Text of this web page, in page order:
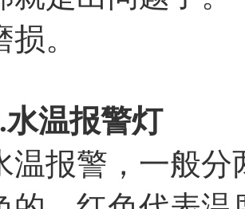
损。
水温报警灯
温报警，一般